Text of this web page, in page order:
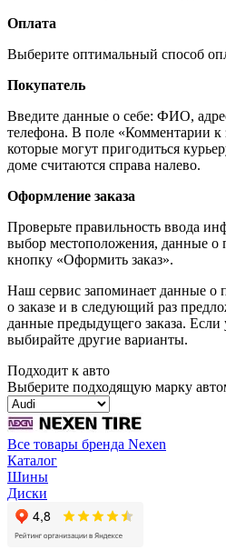
Оплата
Выберите оптимальный способ
Покупатель
Введите данные о себе: ФИО,
телефона. В поле «Комментарии к
которые могут пригодиться
доме считаются справа налево.
Оформление заказа
Проверьте правильность ввода
выбор местоположения, данные о
кнопку «Оформить заказ».
Наш сервис запоминает данные о
о заказе и в следующий раз
данные предыдущего заказа. Если
выбирайте другие варианты.
Подходит к авто
Выберите подходящую марку
Все товары бренда Nexen
Каталог
Шины
Диски